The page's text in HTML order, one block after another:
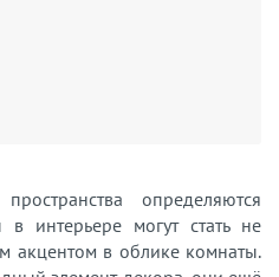
определяются
интерьере могут стать не
акцентом в облике комнаты.